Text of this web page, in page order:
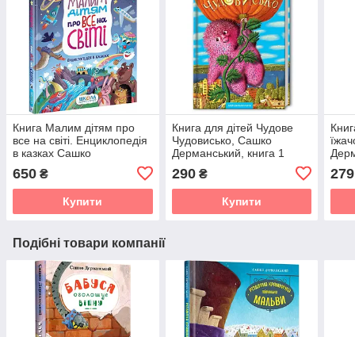
Книга Малим дітям про
все на світі. Енциклопедія
в казках Сашко
650 ₴
Купити
Книга для дітей Чудове
Чудовисько, Сашко
Дерманський, книга 1
290₴
Купити
279
Подібні товари компанії